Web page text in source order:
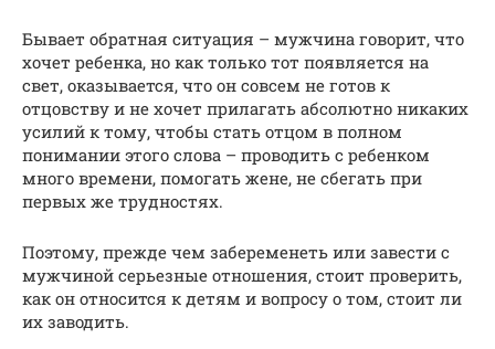
Бывает обратная ситуация – мужчина говорит, что
хочет ребенка, но как только тот появляется на
свет, оказывается, что он совсем не готов к
отцовству и не хочет прилагать абсолютно никаких
усилий к тому, чтобы стать отцом в полном
понимании этого слова – проводить с ребенком
много времени, помогать жене, не сбегать при
первых же трудностях.
Поэтому, прежде чем забеременеть или завести с
мужчиной серьезные отношения, стоит проверить,
как он относится к детям и вопросу о том, стоит ли
их заводить.